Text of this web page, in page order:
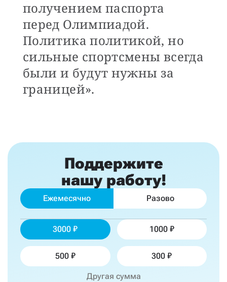
получением паспорта
перед Олимпиадой.
Политика политикой, но
сильные спортсмены всегда
были и будут нужны за
границей».
Поддержите
нашу работу!
Ежемесячно Разово
3000 1000
500 300